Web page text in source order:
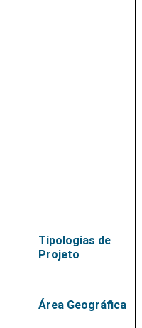
Tipologias de
Projeto
Área Geográfica